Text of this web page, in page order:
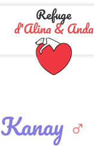
Refuge
d'Alina & Anda
Kanay ♂️